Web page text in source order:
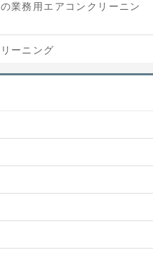
業務用エアコンクリーニン
ーニング